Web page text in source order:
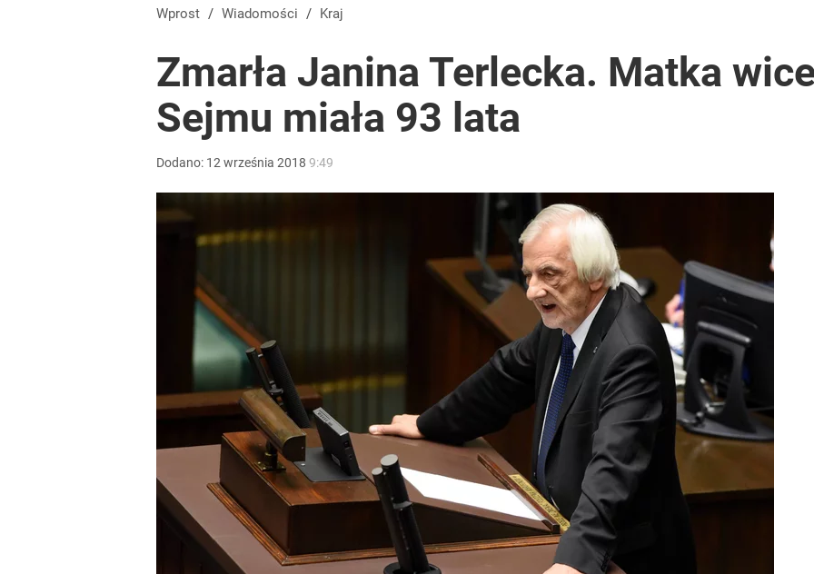
Moskwa znów wygraża Polsce i atakuje Nawrockiego. Kolejny głos z MSZ: Jak zawsze czas na fakty
Rzeczniczka MSZ Rosji ostro o słowach Nawrockiego. Sikorski stanął w obronie polskiego prezydenta
Tego sondażu premier nie może zlekceważyć. Polacy o przywróceniu CPN
Wprost / Wiadomości / Kraj
Zmarła Janina Terlecka. Matka
Sejmu miała 93 lata
Dodano: 12 września 2018 9:49